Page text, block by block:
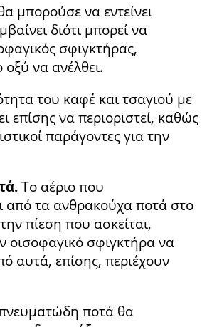
μπορούσε να εντείνει
διότι μπορεί να
σφιγκτήρας,
οξύ να ανέλθει.
του καφέ και τσαγιού με
επίσης να περιοριστεί, καθώς
παράγοντες για την
Το αέριο που
από τα ανθρακούχα ποτά στο
πίεση που ασκείται,
οισοφαγικό σφιγκτήρα να
αυτά, επίσης, περιέχουν
ποτά θα